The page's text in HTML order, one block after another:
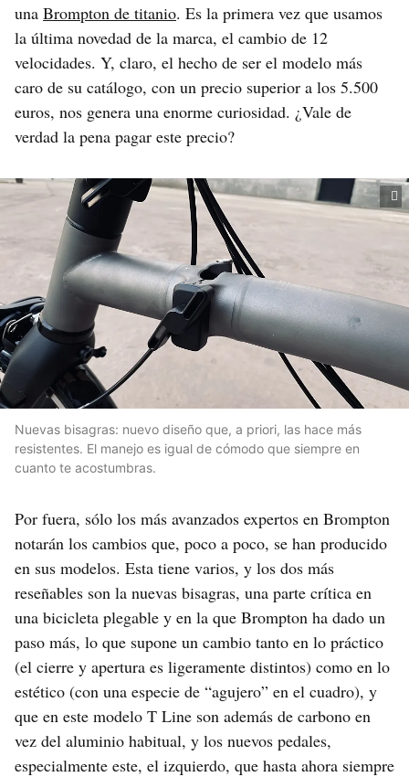
una Brompton de titanio. Es la primera vez que usamos
la última novedad de la marca, el cambio de 12
velocidades. Y, claro, el hecho de ser el modelo más
caro de su catálogo, con un precio superior a los 5.500
euros, nos genera una enorme curiosidad. ¿Vale de
verdad la pena pagar este precio?
Nuevas bisagras: nuevo diseño que, a priori, las hace más
resistentes. El manejo es igual de cómodo que siempre en
cuanto te acostumbras.
Por fuera, sólo los más avanzados expertos en Brompton
notarán los cambios que, poco a poco, se han producido
en sus modelos. Esta tiene varios, y los dos más
reseñables son la nuevas bisagras, una parte crítica en
una bicicleta plegable y en la que Brompton ha dado un
paso más, lo que supone un cambio tanto en lo práctico
(el cierre y apertura es ligeramente distintos) como en lo
estético (con una especie de “agujero” en el cuadro), y
que en este modelo T Line son además de carbono en
vez del aluminio habitual, y los nuevos pedales,
especialmente este, el izquierdo, que hasta ahora siempre